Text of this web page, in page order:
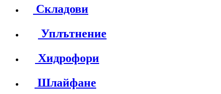
Складови
Уплътнение
Хидрофори
Шлайфане